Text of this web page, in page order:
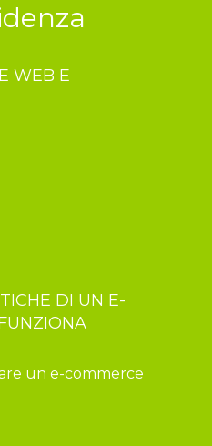
WEB E
DI UN E-
un e-commerce